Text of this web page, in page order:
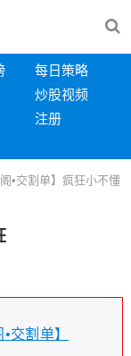
每日策略
炒股视频
注册
•交割单】疯狂小不懂
交割单】